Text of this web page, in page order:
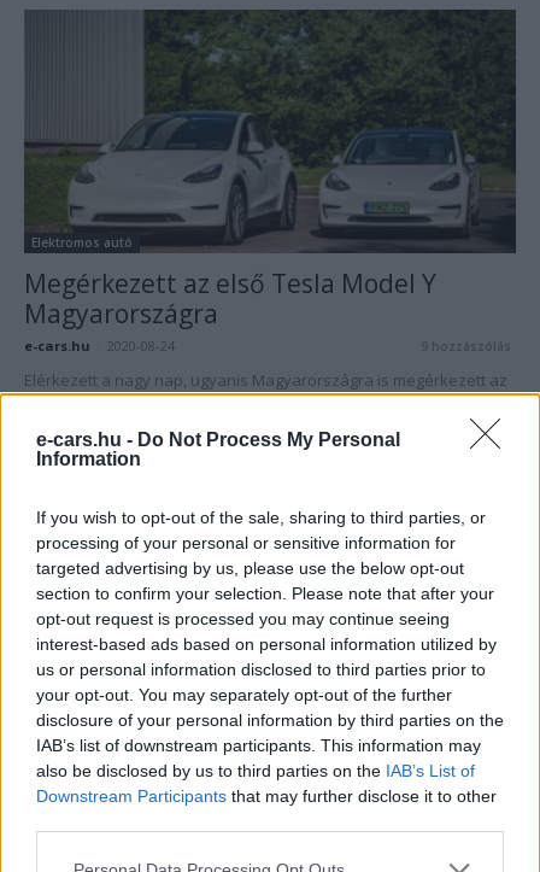
e-cars.hu - Do Not Process My Personal
Information
If you wish to opt-out of the sale, sharing to third parties, or
processing of your personal or sensitive information for
targeted advertising by us, please use the below opt-out
section to confirm your selection. Please note that after your
opt-out request is processed you may continue seeing
interest-based ads based on personal information utilized by
us or personal information disclosed to third parties prior to
your opt-out. You may separately opt-out of the further
disclosure of your personal information by third parties on the
IAB’s list of downstream participants. This information may
also be disclosed by us to third parties on the IAB’s List of
Downstream Participants that may further disclose it to other
Elektromos autó
Megérkezett az első Tesla Model Y
Magyarországra
e-cars.hu 2020-08-24 9 hozzászólás
Elérkezett a nagy nap, ugyanis Magyarországra is megérkezett az
Elektromos autó
Sikerül-e 30 óra alatt megfordulnunk
Dortmundból egy Tesla Model 3-al?
e-cars.hu - 2020-07-28 10 hozzászólás
Hosszú útra vállalkoztunk ismét, de a jóbarátunk a Hófehérkével